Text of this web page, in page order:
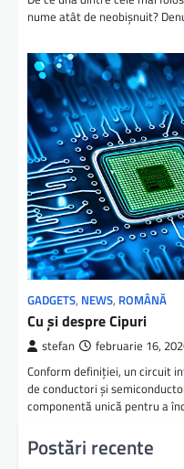
nume atât de neobișnuit?
GADGETS, NEWS, ROMÂNĂ
Cu și despre Cipuri
stefan februarie 16,
Conform definiției, un circuit
de conductori și
componentă unică pentru a
Postări recente